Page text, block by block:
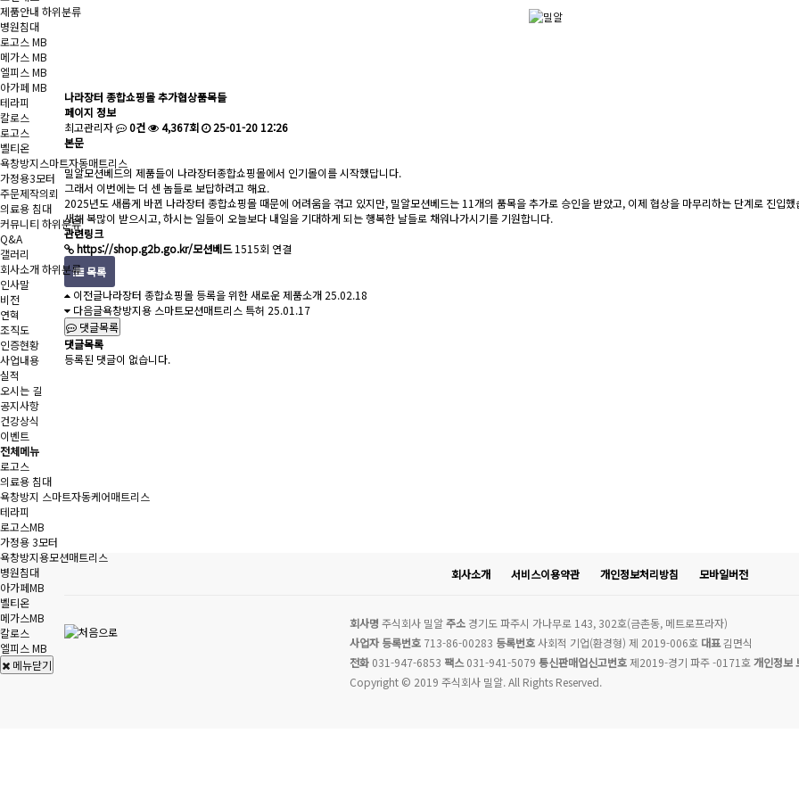
제품안내 하위분류
병원침대
로고스 MB
메가스 MB
엘피스 MB
아가페 MB
테라피
칼로스
로고스
벨티온
욕창방지스마트자동매트리스
가정용3모터
주문제작의뢰
의료용 침대
커뮤니티 하위분류
Q&A
갤러리
회사소개하위분류
인사말
비전
연혁
조직도
인증현황
사업내용
실적
오시는 길
공지사항
건강상식
이벤트
전체메뉴
로고스
의료용 침대
욕창방지 스마트자동케어매트리스
테라피
로고스MB
가정용 3모터
욕창방지용모션매트리스
병원침대
아가페MB
벨티온
메가스MB
칼로스
엘피스 MB
메뉴닫기
나라장터 종합쇼핑몰 추가협상품목들
페이지 정보
최고관리자
0건 4,367회
25-01-20 12:26
본문
밀알모션베드의 제품들이 나라장터종합쇼핑몰에서 인기몰이를 시작했답니다.
그래서 이번에는 더 센 놈들로 보답하려고 해요.
2025년도 새롭게 바뀐 나라장터 종합쇼핑몰 때문에 어려움을 겪고 있지만, 밀알모션베드는 11개의 품목을 추가로 승인을 받았고, 이제 협상을 마무리하는 단계로 진입했
새해 복많이 받으시고, 하시는 일들이 오늘보다 내일을 기대하게 되는 행복한 날들로 채워나가시기를 기원합니다.
관련링크
https://shop.g2b.go.kr/모션베드 1515회 연결
목록
이전글나라장터 종합쇼핑몰 등록을 위한 새로운 제품소개 25.02.18
다음글욕창방지용 스마트모션매트리스 특허 25.01.17
댓글목록
댓글목록
등록된 댓글이 없습니다.
회사소개 서비스이용약관 개인정보처리방침 모바일버전
회사명 주식회사 밀알주소 경기도 파주시 가나무로 143, 302호(금촌동, 메트로프라자)
사업자 등록번호 713-86-00283 등록번호사회적 기업(환경형) 제 2019-006호 대표김면식
전화 031-947-6853 팩스 031-941-5079 통신판매업신고번호제2019-경기 파주 -0171호개인정보
Copyright © 2019 주식회사 밀알. All Rights Reserved.